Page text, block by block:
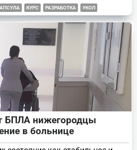
КУРС РАЗРАБОТКА УКОЛ
БПЛА нижегородцы
в больнице